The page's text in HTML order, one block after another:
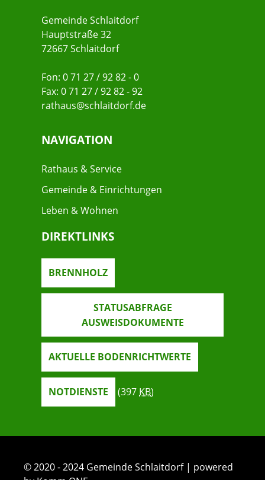
Gemeinde Schlaitdorf
Hauptstraße 32
72667 Schlaitdorf
Fon: 0 71 27 / 92 82 - 0
Fax: 0 71 27 / 92 82 - 92
rathaus@schlaitdorf.de
NAVIGATION
Rathaus & Service
Gemeinde & Einrichtungen
Leben & Wohnen
DIREKTLINKS
BRENNHOLZ
STATUSABFRAGE
AUSWEISDOKUMENTE
AKTUELLE BODENRICHTWERTE
NOTDIENSTE (397 KB)
© 2020 - 2024 Gemeinde Schlaitdorf | powered